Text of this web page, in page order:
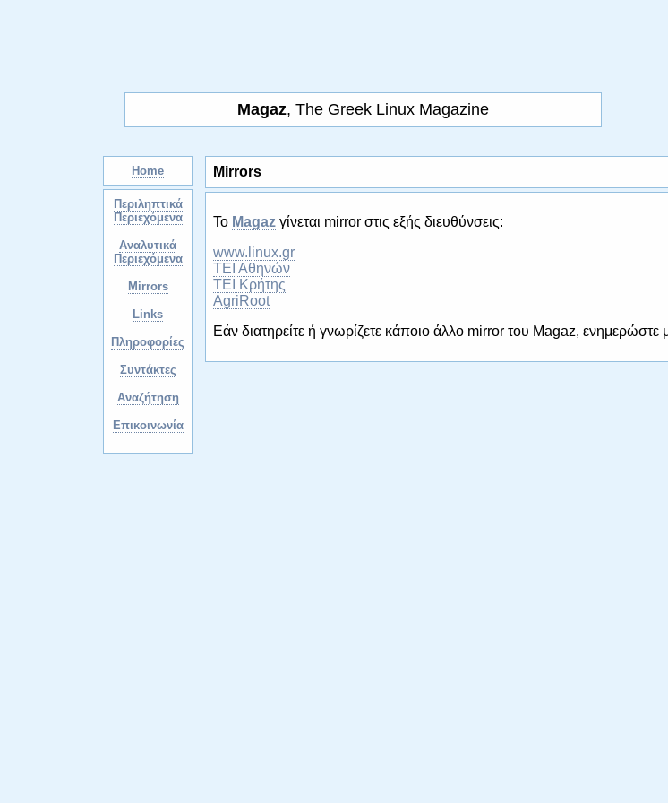
Magaz, The Greek Linux Magazine
Home
Περιληπτικά
Περιεχόμενα
Αναλυτικά
Περιεχόμενα
Mirrors
Links
Πληροφορίες
Συντάκτες
Αναζήτηση
Επικοινωνία
Mirrors
Το Magaz γίνεται mirror στις εξής διευθύνσεις:
www.linux.gr
ΤΕΙ Αθηνών
ΤΕΙ Κρήτης
AgriRoot
Εάν διατηρείτε ή γνωρίζετε κάποιο άλλο mirror του Magaz, ενημερώστε